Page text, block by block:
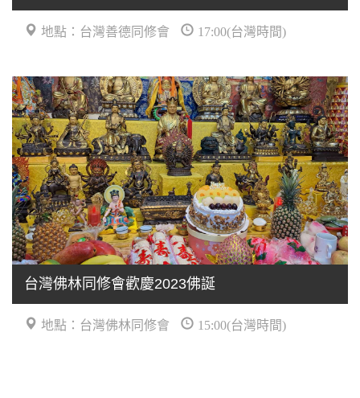
地點：台灣善德同修會 17:00(台灣時間)
台灣佛林同修會歡慶2023佛誕
地點：台灣佛林同修會 15:00(台灣時間)